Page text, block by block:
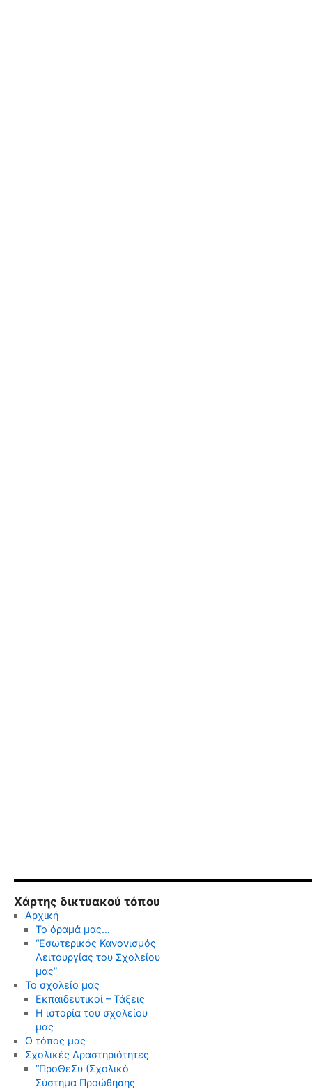
Χάρτης δικτυακού τόπου
Αρχική
Το όραμά μας…
“Εσωτερικός Κανονισμός
Λειτουργίας του Σχολείου
μας”
Το σχολείο μας
Εκπαιδευτικοί – Τάξεις
Η ιστορία του σχολείου
μας
Ο τόπος μας
Σχολικές Δραστηριότητες
“ΠροΘεΣυ (Σχολικό
Σύστημα Προώθησης